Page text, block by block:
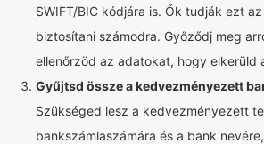
SWIFT/BIC kódjára is. Ők tudják ezt
biztosítani számodra. Győződj meg
ellenőrzöd az adatokat, hogy elkerüld
Gyűjtsd össze a kedvezményezett
Szükséged lesz a kedvezményezett
bankszámlaszámára és a bank